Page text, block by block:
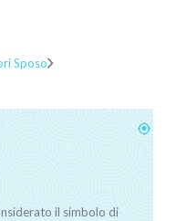
Sposo
il simbolo di